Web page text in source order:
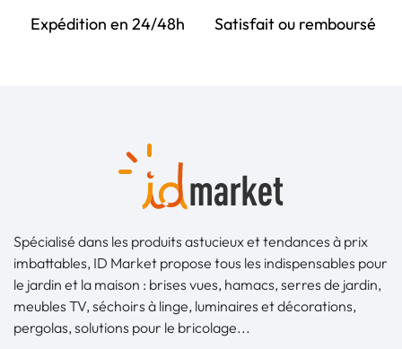
Expédition en 24/48h Satisfait ou remboursé
Spécialisé dans les produits astucieux et tendances à prix
imbattables, ID Market propose tous les indispensables pour
le jardin et la maison : brises vues, hamacs, serres de jardin,
meubles TV, séchoirs à linge, luminaires et décorations,
pergolas, solutions pour le bricolage...